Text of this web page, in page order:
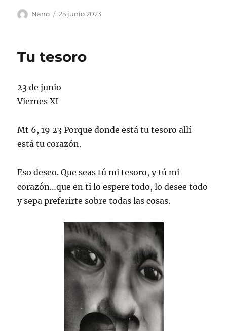
Autor
Nano
Publicado
25 junio 2023
Tu tesoro
23 de junio
Viernes XI
Mt 6, 19 23 Porque donde está tu tesoro allí
está tu corazón.
Eso deseo. Que seas tú mi tesoro, y tú mi
corazón…que en ti lo espere todo, lo desee todo
y sepa preferirte sobre todas las cosas.